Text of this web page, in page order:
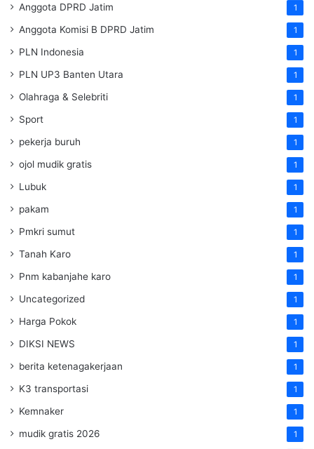
Anggota DPRD Jatim 1
Anggota Komisi B DPRD Jatim 1
PLN Indonesia 1
PLN UP3 Banten Utara 1
Olahraga & Selebriti 1
Sport 1
pekerja buruh 1
ojol mudik gratis 1
Lubuk 1
pakam 1
Pmkri sumut 1
Tanah Karo 1
Pnm kabanjahe karo 1
Uncategorized 1
Harga Pokok 1
DIKSI NEWS 1
berita ketenagakerjaan 1
K3 transportasi 1
Kemnaker 1
mudik gratis 2026 1